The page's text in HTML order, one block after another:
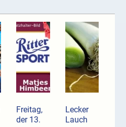
Freitag,
der 13.
Lecker
Lauch